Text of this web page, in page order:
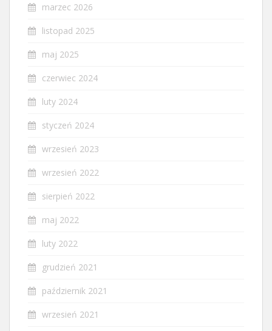
marzec 2026
listopad 2025
maj 2025
czerwiec 2024
luty 2024
styczeń 2024
wrzesień 2023
wrzesień 2022
sierpień 2022
maj 2022
luty 2022
grudzień 2021
październik 2021
wrzesień 2021